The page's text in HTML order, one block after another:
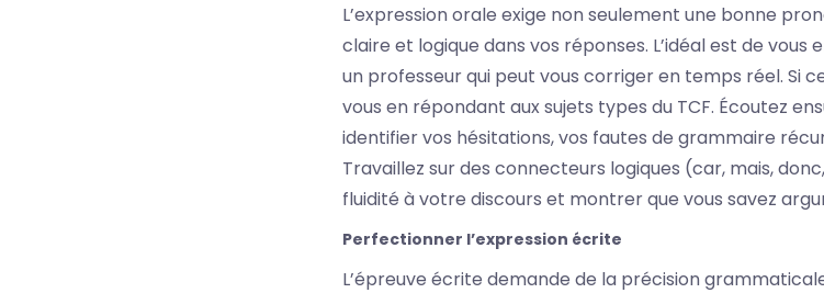
L’expression orale exige non seulement une bonne
claire et logique dans vos réponses. L’idéal est de
un professeur qui peut vous corriger en temps réel. Si
vous en répondant aux sujets types du TCF. Écoutez
identifier vos hésitations, vos fautes de grammaire
Travaillez sur des connecteurs logiques (car, mais,
fluidité à votre discours et montrer que vous savez
Perfectionner l’expression écrite
L’épreuve écrite demande de la précision